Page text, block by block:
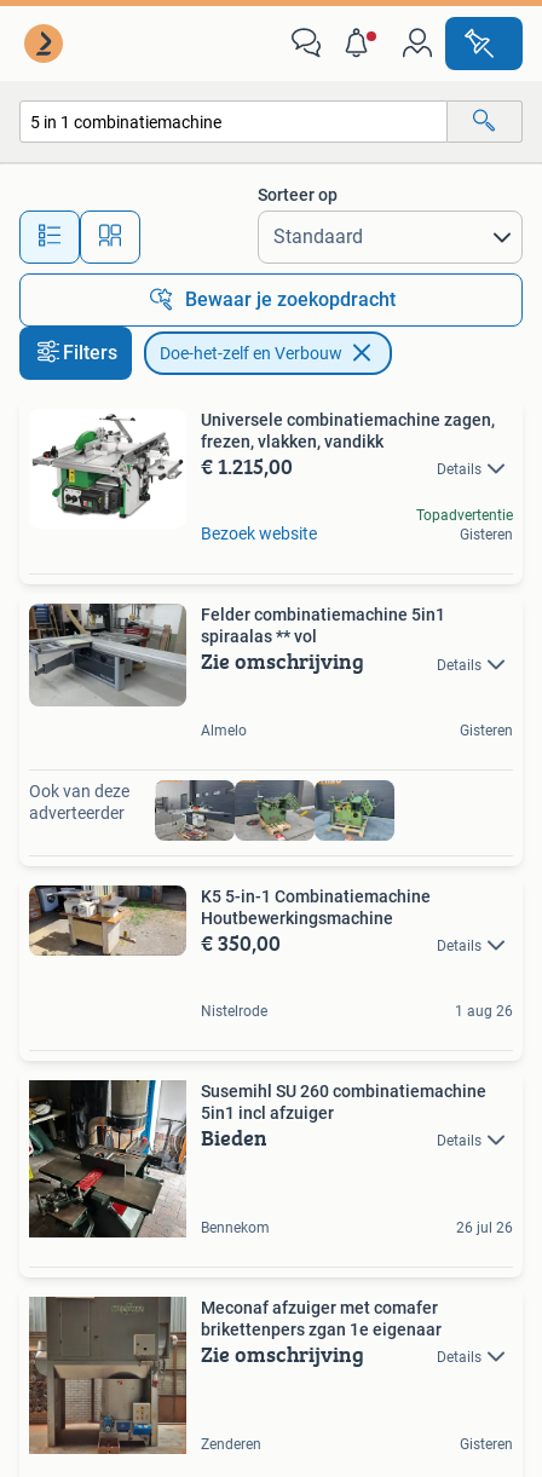
Alle afstanden…
Sorteer op
Bewaar je zoekopdracht
Filters Doe-het-zelf en Verbouw
Universele combinatiemachine zagen,
frezen, vlakken, vandikk
€ 1.215,00 Details
Bezoek website
Topadvertentie
Gisteren
Felder combinatiemachine 5in1
spiraalas ** vol
Zie omschrijving Details
Almelo Gisteren
Ook van deze
adverteerder
K5 5-in-1 Combinatiemachine
Houtbewerkingsmachine
€ 350,00 Details
Nistelrode 1 aug 26
Susemihl SU 260 combinatiemachine
5in1 incl afzuiger
Bieden Details
Bennekom 26 jul 26
Meconaf afzuiger met comafer
brikettenpers zgan 1e eigenaar
Zie omschrijving Details
Zenderen Gisteren